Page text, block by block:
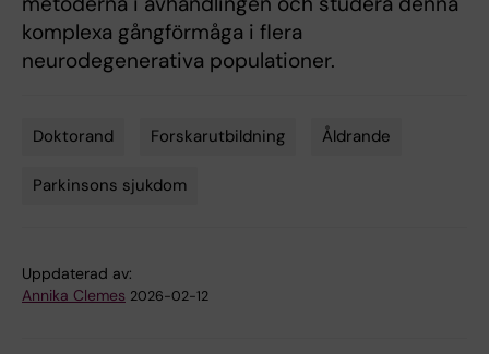
komplexa gångförmåga i flera
neurodegenerativa populationer.
Doktorand Forskarutbildning Åldrande
Parkinsons sjukdom
Uppdaterad av:
Annika Clemes 2026-02-12